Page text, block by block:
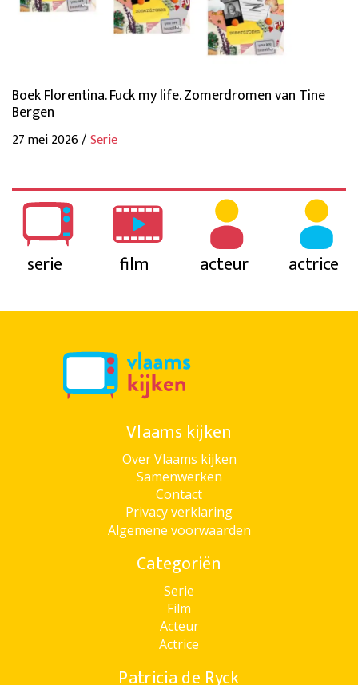
Boek Florentina. Fuck my life. Zomerdromen van Tine
Bergen
27 mei 2026 /Serie
serie film acteur actrice
Vlaams kijken
Over Vlaams kijken
Samenwerken
Contact
Privacy verklaring
Algemene voorwaarden
Categoriën
Serie
Film
Acteur
Actrice
Patricia de Ryck